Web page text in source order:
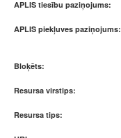
APLIS tiesību paziņojums:
APLIS piekļuves paziņojums:
Bloķēts:
Resursa virstips:
Resursa tips: